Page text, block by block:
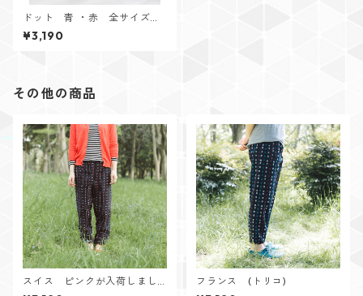
ドット 青 ・赤 全サイズ入
荷しました！
¥3,190
その他の商品
スイス ピンクが入荷しまし
た！
フランス (トリコ)